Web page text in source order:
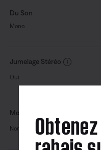
Du Son
Mono
Jumelage Stéréo
Oui
Mode Fête
Non